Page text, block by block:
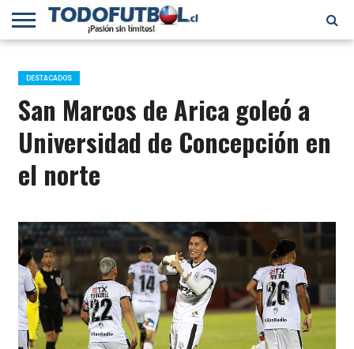
PRIMERA
B
SELECCIÓN
CHILENA
CHILENOS
EN EL
MUNDO
FÚTBOL
INTERNACIONAL
DESTACADOS
San Marcos de Arica goleó a
Universidad de Concepción en
el norte